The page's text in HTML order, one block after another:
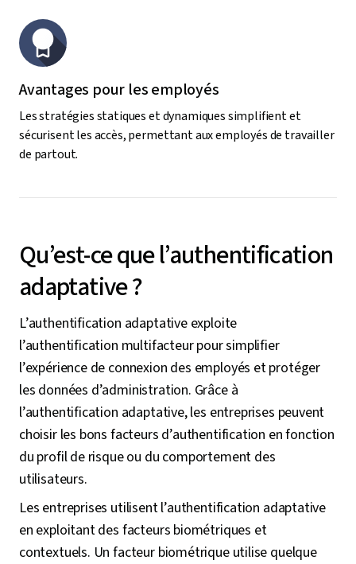
Avantages pour les employés
Les stratégies statiques et dynamiques simplifient et
sécurisent les accès, permettant aux employés de travailler
de partout.
Qu’est-ce que l’authentification
adaptative ?
L’authentification adaptative exploite
l’authentification multifacteur pour simplifier
l’expérience de connexion des employés et protéger
les données d’administration. Grâce à
l’authentification adaptative, les entreprises peuvent
choisir les bons facteurs d’authentification en fonction
du profil de risque ou du comportement des
utilisateurs.
Les entreprises utilisent l’authentification adaptative
en exploitant des facteurs biométriques et
contextuels. Un facteur biométrique utilise quelque